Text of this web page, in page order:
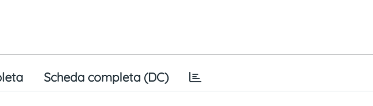
Scheda completa (DC)